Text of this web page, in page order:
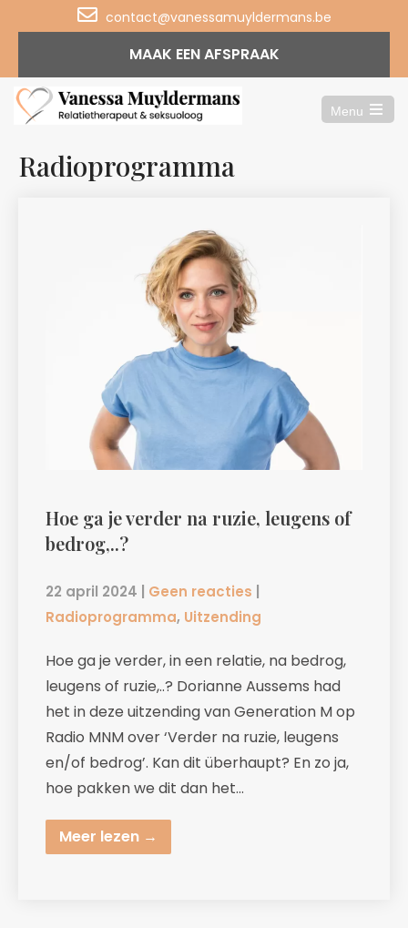
contact@vanessamuyldermans.be
MAAK EEN AFSPRAAK
Menu
Open
Radioprogramma
Hoe ga je verder na ruzie, leugens of
bedrog,..?
22 april 2024 Geen reacties
Radioprogramma, Uitzending
Hoe ga je verder, in een relatie, na bedrog,
leugens of ruzie,..? Dorianne Aussems had
het in deze uitzending van Generation M op
Radio MNM over ‘Verder na ruzie, leugens
en/of bedrog’. Kan dit überhaupt? En zo ja,
hoe pakken we dit dan het…
Meer lezen →